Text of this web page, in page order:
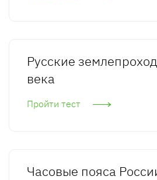
Русские
века
Пройти тест
Часовые пояса